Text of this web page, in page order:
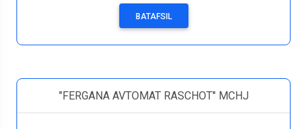
BATAFSIL
"FERGANA AVTOMAT RASCHOT" MCHJ